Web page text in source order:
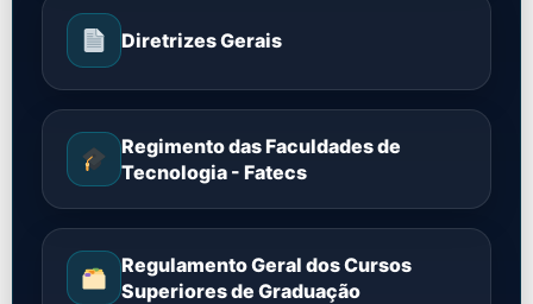
Diretrizes Gerais
Regimento das Faculdades de
Tecnologia - Fatecs
Regulamento Geral dos Cursos
Superiores de Graduação